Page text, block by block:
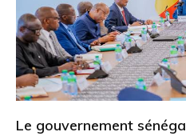
Le gouvernement